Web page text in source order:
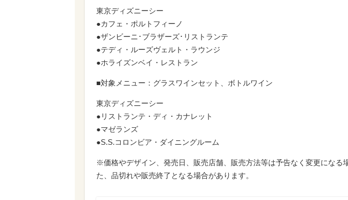
東京ディズニーシー
●カフェ・ポルトフィーノ
●ザンビーニ･ブラザーズ･リストランテ
●テディ・ルーズヴェルト・ラウンジ
●ホライズンベイ・レストラン
■対象メニュー：グラスワインセット、ボトルワイン
東京ディズニーシー
●リストランテ・ディ・カナレット
●マゼランズ
●S.S.コロンビア・ダイニングルーム
※価格やデザイン、発売日、販売店舗、販売方法等は予告なく変更になる
た、品切れや販売終了となる場合があります。